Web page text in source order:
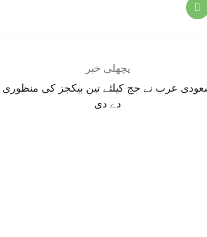
پچھلی خبر
عرب نے حج کیلئے تین بیکجز کی منظوری
دے دی